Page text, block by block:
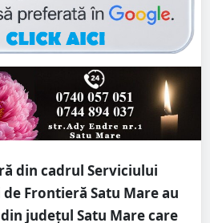
din cadrul Serviciului
Frontieră Satu Mare au
județul Satu Mare care